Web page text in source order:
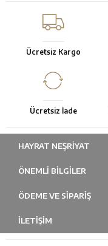
Ücretsiz Kargo
Ücretsiz İade
HAYRAT NEŞRIYAT
ÖNEMLI BILGILER
ÖDEME VE SİPARİŞ
İLETİŞİM